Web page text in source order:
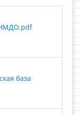
НМДО.pdf
база